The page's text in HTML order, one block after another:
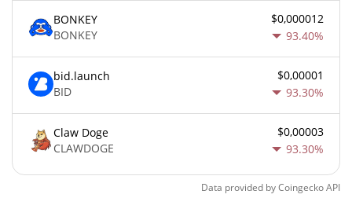
BONKEY
BONKEY
$0,000012
93.40%
bid.launch
BID
$0,00001
93.30%
Claw Doge
CLAWDOGE
$0,00003
93.30%
Data provided byCoingeckoAPI